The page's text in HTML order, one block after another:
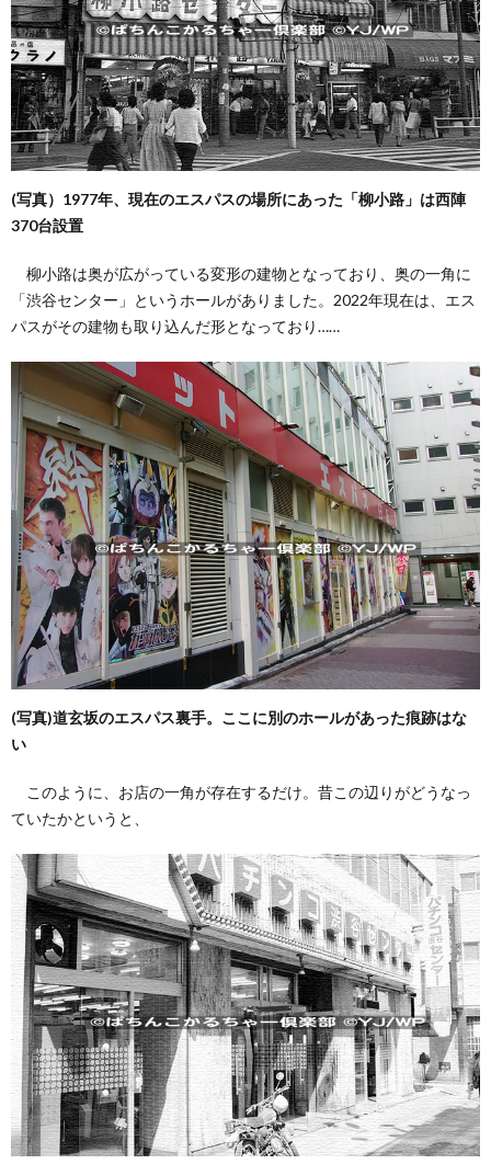
(写真）1977年、現在のエスパスの場所にあった「柳小路」は西陣
370台設置
柳小路は奥が広がっている変形の建物となっており、奥の一角に
「渋谷センター」というホールがありました。2022年現在は、エス
パスがその建物も取り込んだ形となっており……
(写真)道玄坂のエスパス裏手。ここに別のホールがあった痕跡はな
い
このように、お店の一角が存在するだけ。昔この辺りがどうなっ
ていたかというと、